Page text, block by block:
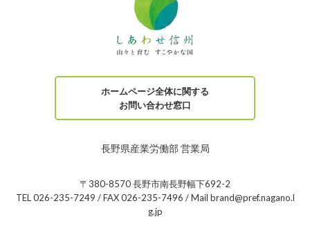
ホームページ全体に関する
お問い合わせ窓口
長野県産業労働部 営業局
〒380-8570 長野市南長野幅下692-2
TEL 026-235-7249 / FAX 026-235-7496 / Mail brand@pref.nagano.l
g.jp